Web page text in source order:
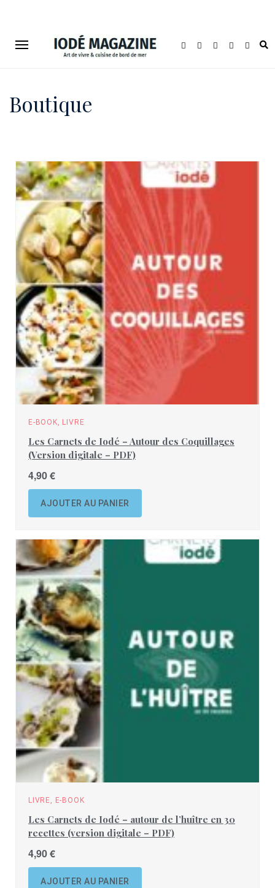
Boutique
E-BOOK, LIVRE
Les Carnets de Iodé – Autour des Coquillages
(Version digitale – PDF)
4,90€
AJOUTER AU PANIER
LIVRE, E-BOOK
Les Carnets de Iodé – autour de l’huître en 30
recettes (version digitale – PDF)
4,90€
AJOUTER AU PANIER